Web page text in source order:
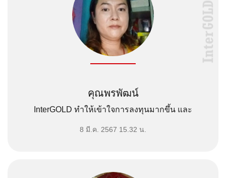
คุณพรพัฒน์
InterGOLD ทำให้เข้าใจการลงทุนมากขึ้น และ
8 มี.ค. 2567 15.32 น.